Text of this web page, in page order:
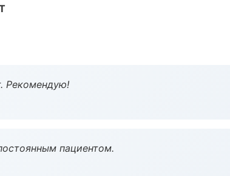
Рекомендую!
пациентом.